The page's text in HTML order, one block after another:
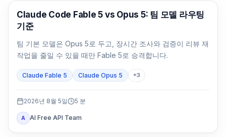
Claude Code
Claude Code Fable 5 vs Opus 5: 팀 모델 라우팅
기준
팀 기본 모델은 Opus 5로 두고, 장시간 조사와 검증이 리뷰 재
작업을 줄일 수 있을 때만 Fable 5로 승격합니다.
Claude Fable 5 Claude Opus 5 +3
2026년 8월 5일 5 분
A AI Free API Team